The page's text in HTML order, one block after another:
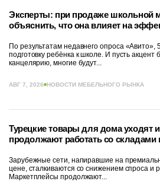
Эксперты: при продаже школьной
объяснить, что она влияет на
По результатам недавнего опроса «Авито»,
подготовку ребёнка к школе. И пусть
канцелярию, многие будут...
АВГ 7, 2026 НОВОСТИ МЕБЕЛЬНОГО РЫНКА
Турецкие товары для дома уходят
продолжают работать со складами
Зарубежные сети, напиравшие на
цене, сталкиваются со снижением спроса и
Маркетплейсы продолжают...